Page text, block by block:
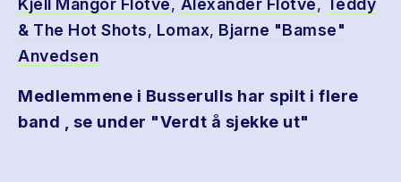
Kjell Mangor Flotve, Alexander Flotve, Teddy
& The Hot Shots, Lomax, Bjarne "Bamse"
Anvedsen
Medlemmene i Busserulls har spilt i flere
band , se under "Verdt å sjekke ut"